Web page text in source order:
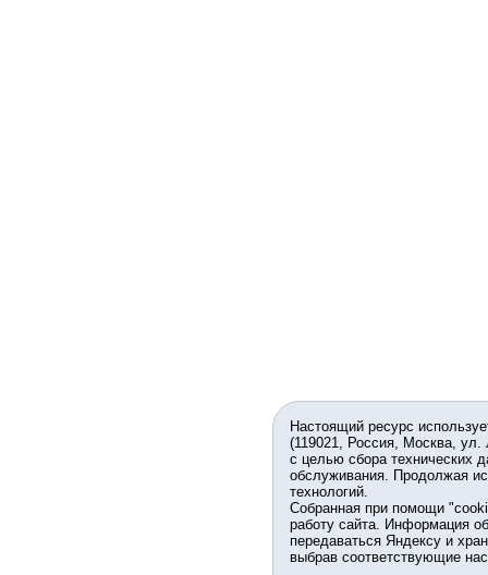
Настоящий ресурс
(119021, Россия, Москва,
с целью сбора технических
обслуживания. Продолжая
технологий.
Собранная при помощи
работу сайта. Информация
передаваться Яндексу и
выбрав соответствующие